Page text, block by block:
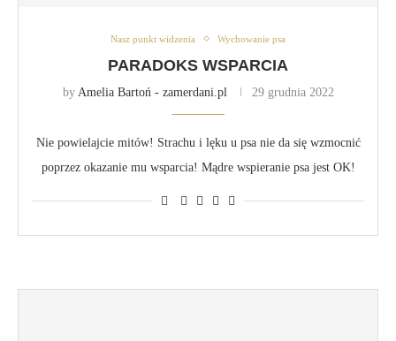
Nasz punkt widzenia Wychowanie psa
PARADOKS WSPARCIA
by Amelia Bartoń - zamerdani.pl 29 grudnia 2022
Nie powielajcie mitów! Strachu i lęku u psa nie da się wzmocnić
poprzez okazanie mu wsparcia! Mądre wspieranie psa jest OK!